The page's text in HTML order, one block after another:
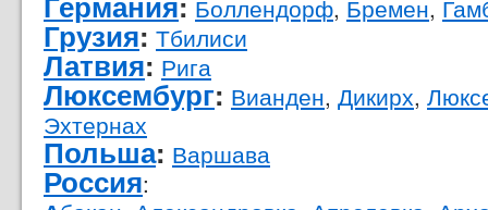
Боллендорф, Бремен,
Грузия: Тбилиси
Латвия: Рига
Люксембург: Вианден, Дикирх,
Эхтернах
Польша: Варшава
Россия: